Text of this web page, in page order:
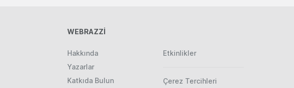
WEBRAZZİ
Hakkında
Yazarlar
Katkıda Bulun
Etkinlikler
Çerez Tercihleri